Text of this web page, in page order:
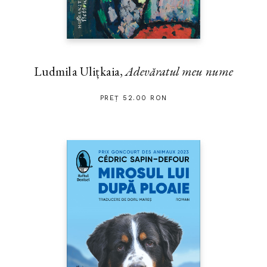
Ludmila Ulițkaia,Adevăratul meu nume
PREȚ 52.00 RON